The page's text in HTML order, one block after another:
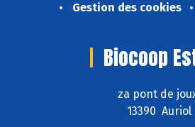
Gestion des cookies
Biocoop
za pont de
13390 Auriol